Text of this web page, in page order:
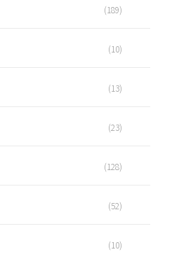
(189)
(10)
(13)
(23)
(128)
(52)
(10)